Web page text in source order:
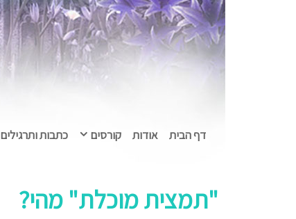
דף הבית אודות קורסים כתבות ותרגילים
"תמצית מוכלת" מהי?